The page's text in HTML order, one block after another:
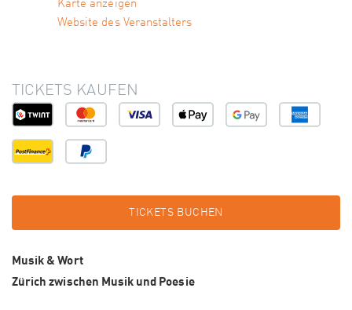
Karte anzeigen
Website des Veranstalters
TICKETS KAUFEN
TICKETS BUCHEN
Musik & Wort
Zürich zwischen Musik und Poesie